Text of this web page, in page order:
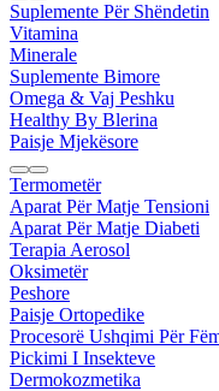
Suplemente Për Shëndetin
Vitamina
Minerale
Suplemente Bimore
Omega & Vaj Peshku
Healthy By Blerina
Paisje Mjekësore
Termometër
Aparat Për Matje Tensioni
Aparat Për Matje Diabeti
Terapia Aerosol
Oksimetër
Peshore
Paisje Ortopedike
Procesorë Ushqimi Për
Pickimi I Insekteve
Dermokozmetika